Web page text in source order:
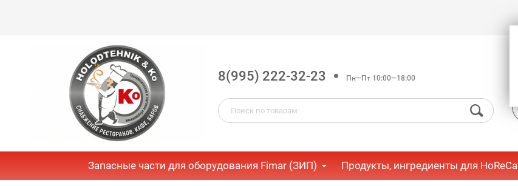
8(995) 222-32-23 Пн—Пт 10:00—18:00
Запасные части для оборудования Fimar (ЗИП) Продукты, ингредиенты для HoReCa